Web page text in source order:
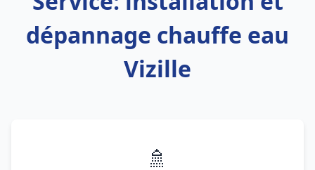
dépannage chauffe eau
Vizille
🚿